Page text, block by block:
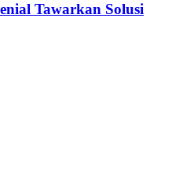
Tawarkan Solusi